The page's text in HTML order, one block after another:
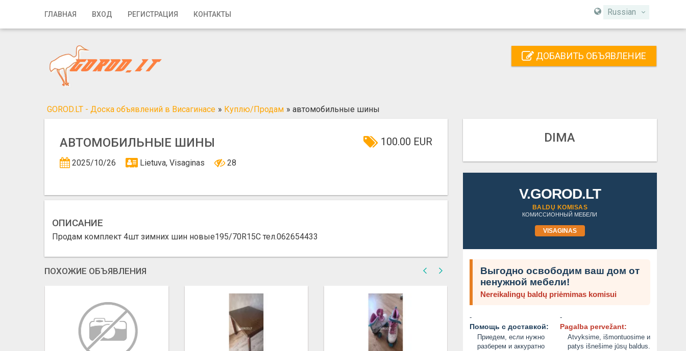
ГЛАВНАЯ ВХОД РЕГИСТРАЦИЯ КОНТАКТЫ Russian
Главная
Регистрация
Добавить объявление
ДОБАВИТЬ ОБЪЯВЛЕНИЕ
GOROD.LT - Доска объявлений в Висагинасе » Куплю/Продам » автомобильные шины
АВТОМОБИЛЬНЫЕ ШИНЫ 100.00 EUR
2025/10/26 Lietuva, Visaginas 28
ОПИСАНИЕ
Продам комплект 4шт зимних шин новые195/70R15C тел.062654433
ПОХОЖИЕ ОБЪЯВЛЕНИЯ
DIMA
V.GOROD.LT
BALDŲ KOMISAS
КОМИССИОННЫЙ МЕБЕЛИ
VISAGINAS
Выгодно освободим ваш дом от
ненужной мебели!
Nereikalingų baldų priėmimas komisui
-
Помощь с доставкой:
Приедем, если нужно
разберем и аккуратно
-
Pagalba pervežant:
Atvyksime, išmontuosime и
patys išnešime jūsų baldus.